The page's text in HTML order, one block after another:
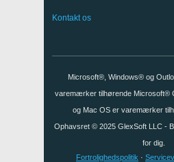
Kontakt os
Microsoft®, Windows® og
varemærker tilhørende Microsoft®
og Mac OS er varemærker
Ophavsret © 2025 GlexSoft LLC-
for dig.
Fortrolighedspolitik ·